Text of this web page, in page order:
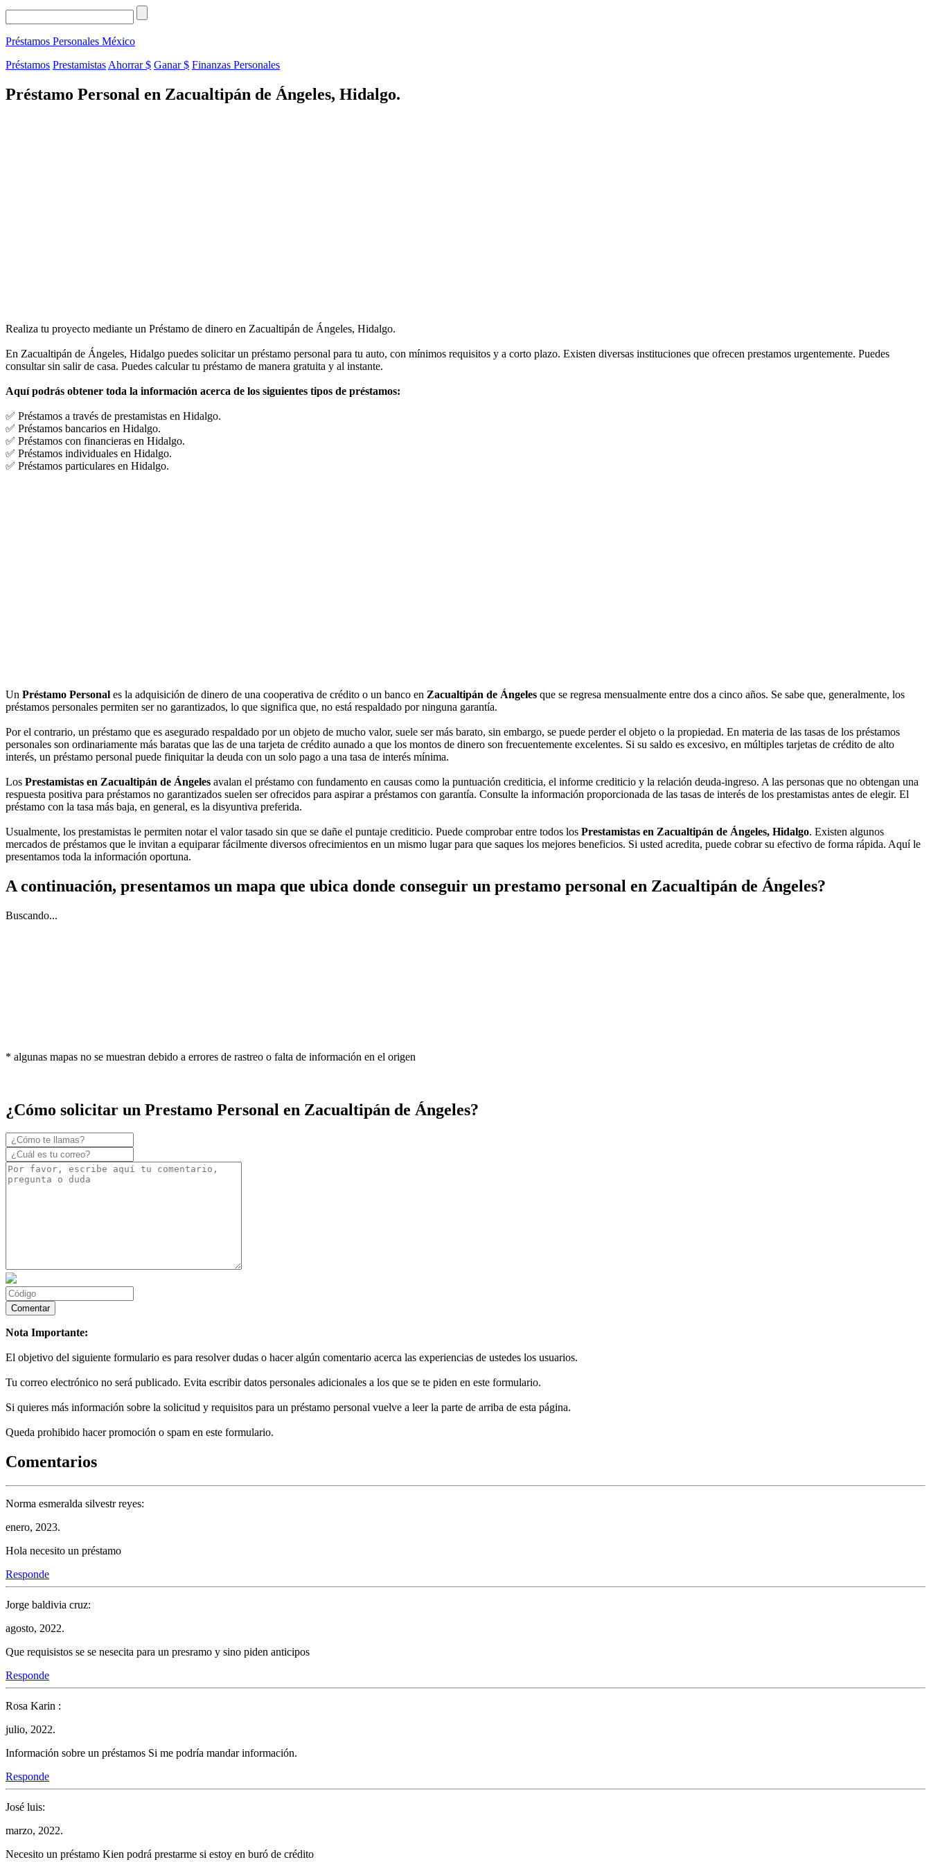
Préstamos Personales México
Préstamos Prestamistas Ahorrar $ Ganar $ Finanzas Personales
Préstamo Personal en Zacualtipán de Ángeles, Hidalgo.
Realiza tu proyecto mediante un Préstamo de dinero en Zacualtipán de Ángeles, Hidalgo.
En Zacualtipán de Ángeles, Hidalgo puedes solicitar un préstamo personal para tu auto, con mínimos requisitos y a corto plazo. Existen diversas instituciones que ofrecen prestamos urgentemente. Puedes
consultar sin salir de casa. Puedes calcular tu préstamo de manera gratuita y al instante.
Aquí podrás obtener toda la información acerca de los siguientes tipos de préstamos:
✅ Préstamos a través de prestamistas en Hidalgo.
✅ Préstamos bancarios en Hidalgo.
✅ Préstamos con financieras en Hidalgo.
✅ Préstamos individuales en Hidalgo.
✅ Préstamos particulares en Hidalgo.
Un Préstamo Personal es la adquisición de dinero de una cooperativa de crédito o un banco en Zacualtipán de Ángeles que se regresa mensualmente entre dos a cinco años. Se sabe que, generalmente, los
préstamos personales permiten ser no garantizados, lo que significa que, no está respaldado por ninguna garantía.
Por el contrario, un préstamo que es asegurado respaldado por un objeto de mucho valor, suele ser más barato, sin embargo, se puede perder el objeto o la propiedad. En materia de las tasas de los préstamos
personales son ordinariamente más baratas que las de una tarjeta de crédito aunado a que los montos de dinero son frecuentemente excelentes. Si su saldo es excesivo, en múltiples tarjetas de crédito de alto
interés, un préstamo personal puede finiquitar la deuda con un solo pago a una tasa de interés mínima.
Los Prestamistas en Zacualtipán de Ángeles avalan el préstamo con fundamento en causas como la puntuación crediticia, el informe crediticio y la relación deuda-ingreso. A las personas que no obtengan una
respuesta positiva para préstamos no garantizados suelen ser ofrecidos para aspirar a préstamos con garantía. Consulte la información proporcionada de las tasas de interés de los prestamistas antes de elegir. El
préstamo con la tasa más baja, en general, es la disyuntiva preferida.
Usualmente, los prestamistas le permiten notar el valor tasado sin que se dañe el puntaje crediticio. Puede comprobar entre todos los Prestamistas en Zacualtipán de Ángeles, Hidalgo. Existen algunos
mercados de préstamos que le invitan a equiparar fácilmente diversos ofrecimientos en un mismo lugar para que saques los mejores beneficios. Si usted acredita, puede cobrar su efectivo de forma rápida. Aquí le
presentamos toda la información oportuna.
A continuación, presentamos un mapa que ubica donde conseguir un prestamo personal en Zacualtipán de Ángeles?
Buscando...
* algunas mapas no se muestran debido a errores de rastreo o falta de información en el origen
¿Cómo solicitar un Prestamo Personal en Zacualtipán de Ángeles?
Nota Importante:
El objetivo del siguiente formulario es para resolver dudas o hacer algún comentario acerca las experiencias de ustedes los usuarios.
Tu correo electrónico no será publicado. Evita escribir datos personales adicionales a los que se te piden en este formulario.
Si quieres más información sobre la solicitud y requisitos para un préstamo personal vuelve a leer la parte de arriba de esta página.
Queda prohibido hacer promoción o spam en este formulario.
Comentarios
Norma esmeralda silvestr reyes:
enero, 2023.
Hola necesito un préstamo
Responde
Jorge baldivia cruz:
agosto, 2022.
Que requisistos se se nesecita para un presramo y sino piden anticipos
Responde
Rosa Karin :
julio, 2022.
Información sobre un préstamos Si me podría mandar información.
Responde
José luis:
marzo, 2022.
Necesito un préstamo Kien podrá prestarme si estoy en buró de crédito